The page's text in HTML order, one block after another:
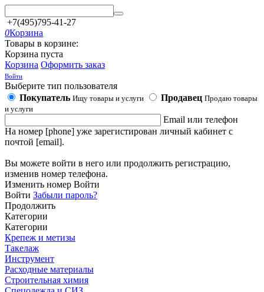
+7(495)795-41-27
0Корзина
Товары в корзине:
Корзина пуста
Корзина Оформить заказ
Войти
Выберите тип пользователя
Покупатель Ищу товары и услуги Продавец Продаю товары
и услуги
Email или телефон
На номер [phone] уже зарегистирован личный кабинет с
почтой [email].
Вы можете войти в него или продолжить регистрацию,
изменив номер телефона.
Изменить номер Войти
Войти Забыли пароль?
Продолжить
Категории
Категории
Крепеж и метизы
Такелаж
Инструмент
Расходные материалы
Строительная химия